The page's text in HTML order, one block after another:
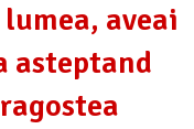
aveai
asteptand